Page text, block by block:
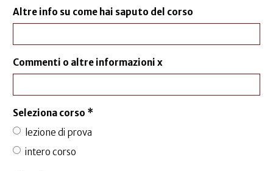
Altre info su come hai saputo del corso
Commenti o altre informazioni x
Seleziona corso *
lezione di prova
intero corso